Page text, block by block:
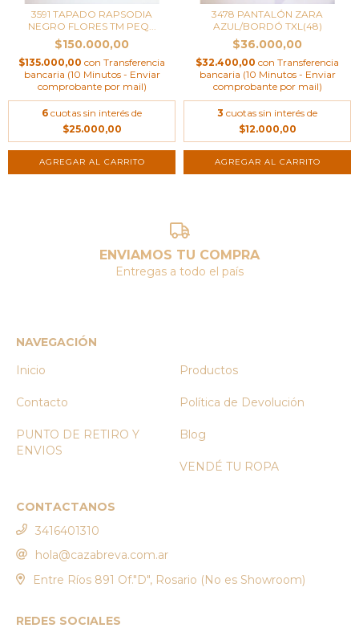
3591 TAPADO RAPSODIA
NEGRO FLORES TM PEQ...
$150.000,00
$135.000,00 con Transferencia
bancaria (10 Minutos - Enviar
comprobante por mail)
6 cuotas sin interés de
$25.000,00
3478 PANTALÓN ZARA
AZUL/BORDÓ TXL(48)
$36.000,00
$32.400,00 con Transferencia
bancaria (10 Minutos - Enviar
comprobante por mail)
3 cuotas sin interés de
$12.000,00
ENVIAMOS TU COMPRA
Entregas a todo el país
NAVEGACIÓN
Inicio
Productos
Contacto Política de Devolución
PUNTO DE RETIRO Y
ENVIOS
Blog
VENDÉ TU ROPA
CONTACTANOS
3416401310
hola@cazabreva.com.ar
Entre Ríos 891 Of."D", Rosario (No es Showroom)
REDES SOCIALES